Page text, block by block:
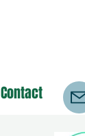
Contact